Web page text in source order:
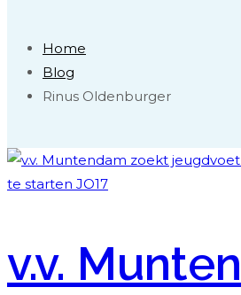
Home
Blog
Rinus Oldenburger
v.v.